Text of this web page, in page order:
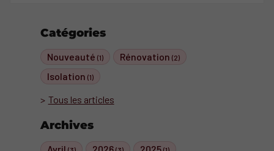
Catégories
Nouveauté (1) Rénovation(2)
Isolation (1)
Tous les articles
Archives